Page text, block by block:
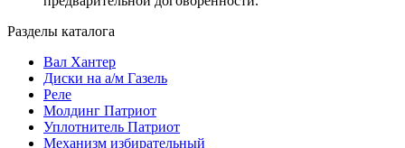
Разделы каталога
Вал Хантер
Диски на а/м Газель
Реле
Молдинг Патриот
Уплотнитель Патриот
Механизм избирательный